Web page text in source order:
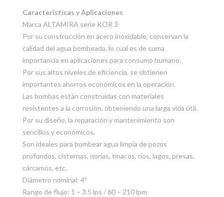
Características y Aplicaciones
Marca ALTAMIRA serie KOR 3
Por su construcción en acero inoxidable, conservan la
calidad del agua bombeada, lo cual es de suma
importancia en aplicaciones para consumo humano.
Por sus altos niveles de eficiencia, se obtienen
importantes ahorros económicos en la operación.
Las bombas están construidas con materiales
resistentes a la corrosión, obteniendo una larga vida útil.
Por su diseño, la reparación y mantenimiento son
sencillos y económicos.
Son ideales para bombear agua limpia de pozos
profundos, cisternas, norias, tinacos, ríos, lagos, presas,
cárcamos, etc.
Diámetro nominal: 4″
Rango de flujo: 1 – 3.5 lps / 60 – 210 lpm